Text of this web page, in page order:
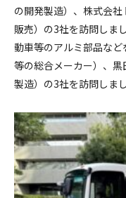
の開発製造）、株式会
販売）の3社を訪問しま
動車等のアルミ部品な
等の総合メーカー）、
製造）の3社を訪問しまし